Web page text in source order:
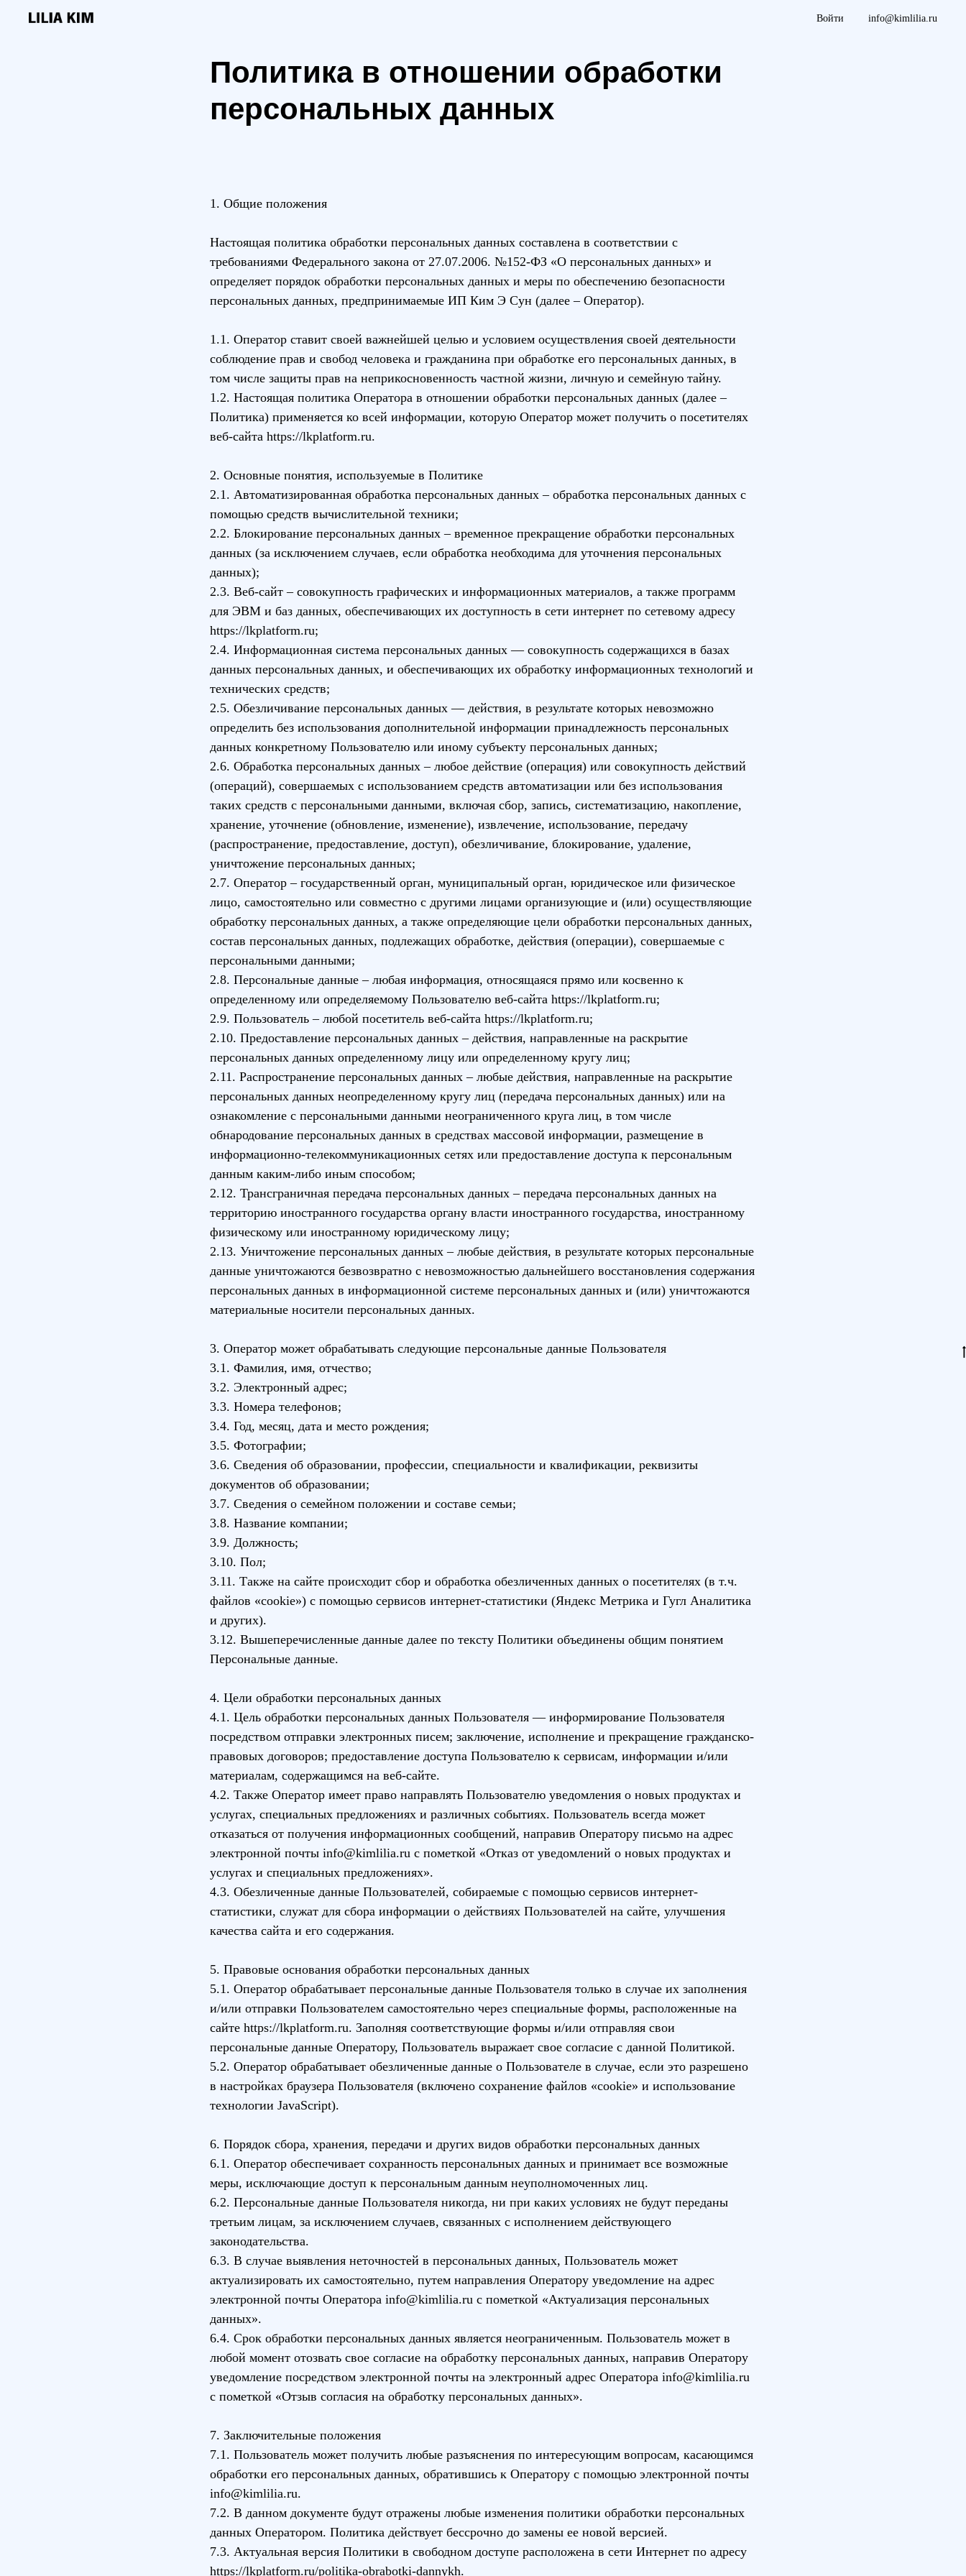
Войти info@kimlilia.ru
Политика в отношении обработки
персональных данных
1. Общие положения
Настоящая политика обработки персональных данных составлена в соответствии с
требованиями Федерального закона от 27.07.2006. №152-ФЗ «О персональных данных» и
определяет порядок обработки персональных данных и меры по обеспечению безопасности
персональных данных, предпринимаемые ИП Ким Э Сун (далее – Оператор).
1.1. Оператор ставит своей важнейшей целью и условием осуществления своей деятельности
соблюдение прав и свобод человека и гражданина при обработке его персональных данных, в
том числе защиты прав на неприкосновенность частной жизни, личную и семейную тайну.
1.2. Настоящая политика Оператора в отношении обработки персональных данных (далее –
Политика) применяется ко всей информации, которую Оператор может получить о посетителях
веб-сайта https://lkplatform.ru.
2. Основные понятия, используемые в Политике
2.1. Автоматизированная обработка персональных данных – обработка персональных данных с
помощью средств вычислительной техники;
2.2. Блокирование персональных данных – временное прекращение обработки персональных
данных (за исключением случаев, если обработка необходима для уточнения персональных
данных);
2.3. Веб-сайт – совокупность графических и информационных материалов, а также программ
для ЭВМ и баз данных, обеспечивающих их доступность в сети интернет по сетевому адресу
https://lkplatform.ru;
2.4. Информационная система персональных данных — совокупность содержащихся в базах
данных персональных данных, и обеспечивающих их обработку информационных технологий и
технических средств;
2.5. Обезличивание персональных данных — действия, в результате которых невозможно
определить без использования дополнительной информации принадлежность персональных
данных конкретному Пользователю или иному субъекту персональных данных;
2.6. Обработка персональных данных – любое действие (операция) или совокупность действий
(операций), совершаемых с использованием средств автоматизации или без использования
таких средств с персональными данными, включая сбор, запись, систематизацию, накопление,
хранение, уточнение (обновление, изменение), извлечение, использование, передачу
(распространение, предоставление, доступ), обезличивание, блокирование, удаление,
уничтожение персональных данных;
2.7. Оператор – государственный орган, муниципальный орган, юридическое или физическое
лицо, самостоятельно или совместно с другими лицами организующие и (или) осуществляющие
обработку персональных данных, а также определяющие цели обработки персональных данных,
состав персональных данных, подлежащих обработке, действия (операции), совершаемые с
персональными данными;
2.8. Персональные данные – любая информация, относящаяся прямо или косвенно к
определенному или определяемому Пользователю веб-сайта https://lkplatform.ru;
2.9. Пользователь – любой посетитель веб-сайта https://lkplatform.ru;
2.10. Предоставление персональных данных – действия, направленные на раскрытие
персональных данных определенному лицу или определенному кругу лиц;
2.11. Распространение персональных данных – любые действия, направленные на раскрытие
персональных данных неопределенному кругу лиц (передача персональных данных) или на
ознакомление с персональными данными неограниченного круга лиц, в том числе
обнародование персональных данных в средствах массовой информации, размещение в
информационно-телекоммуникационных сетях или предоставление доступа к персональным
данным каким-либо иным способом;
2.12. Трансграничная передача персональных данных – передача персональных данных на
территорию иностранного государства органу власти иностранного государства, иностранному
физическому или иностранному юридическому лицу;
2.13. Уничтожение персональных данных – любые действия, в результате которых персональные
данные уничтожаются безвозвратно с невозможностью дальнейшего восстановления содержания
персональных данных в информационной системе персональных данных и (или) уничтожаются
материальные носители персональных данных.
3. Оператор может обрабатывать следующие персональные данные Пользователя
3.1. Фамилия, имя, отчество;
3.2. Электронный адрес;
3.3. Номера телефонов;
3.4. Год, месяц, дата и место рождения;
3.5. Фотографии;
3.6. Сведения об образовании, профессии, специальности и квалификации, реквизиты
документов об образовании;
3.7. Сведения о семейном положении и составе семьи;
3.8. Название компании;
3.9. Должность;
3.10. Пол;
3.11. Также на сайте происходит сбор и обработка обезличенных данных о посетителях (в т.ч.
файлов «cookie») с помощью сервисов интернет-статистики (Яндекс Метрика и Гугл Аналитика
и других).
3.12. Вышеперечисленные данные далее по тексту Политики объединены общим понятием
Персональные данные.
4. Цели обработки персональных данных
4.1. Цель обработки персональных данных Пользователя — информирование Пользователя
посредством отправки электронных писем; заключение, исполнение и прекращение гражданско-
правовых договоров; предоставление доступа Пользователю к сервисам, информации и/или
материалам, содержащимся на веб-сайте.
4.2. Также Оператор имеет право направлять Пользователю уведомления о новых продуктах и
услугах, специальных предложениях и различных событиях. Пользователь всегда может
отказаться от получения информационных сообщений, направив Оператору письмо на адрес
электронной почты info@kimlilia.ru с пометкой «Отказ от уведомлений о новых продуктах и
услугах и специальных предложениях».
4.3. Обезличенные данные Пользователей, собираемые с помощью сервисов интернет-
статистики, служат для сбора информации о действиях Пользователей на сайте, улучшения
качества сайта и его содержания.
5. Правовые основания обработки персональных данных
5.1. Оператор обрабатывает персональные данные Пользователя только в случае их заполнения
и/или отправки Пользователем самостоятельно через специальные формы, расположенные на
сайте https://lkplatform.ru. Заполняя соответствующие формы и/или отправляя свои
персональные данные Оператору, Пользователь выражает свое согласие с данной Политикой.
5.2. Оператор обрабатывает обезличенные данные о Пользователе в случае, если это разрешено
в настройках браузера Пользователя (включено сохранение файлов «cookie» и использование
технологии JavaScript).
6. Порядок сбора, хранения, передачи и других видов обработки персональных данных
6.1. Оператор обеспечивает сохранность персональных данных и принимает все возможные
меры, исключающие доступ к персональным данным неуполномоченных лиц.
6.2. Персональные данные Пользователя никогда, ни при каких условиях не будут переданы
третьим лицам, за исключением случаев, связанных с исполнением действующего
законодательства.
6.3. В случае выявления неточностей в персональных данных, Пользователь может
актуализировать их самостоятельно, путем направления Оператору уведомление на адрес
электронной почты Оператора info@kimlilia.ru с пометкой «Актуализация персональных
данных».
6.4. Срок обработки персональных данных является неограниченным. Пользователь может в
любой момент отозвать свое согласие на обработку персональных данных, направив Оператору
уведомление посредством электронной почты на электронный адрес Оператора info@kimlilia.ru
с пометкой «Отзыв согласия на обработку персональных данных».
7. Заключительные положения
7.1. Пользователь может получить любые разъяснения по интересующим вопросам, касающимся
обработки его персональных данных, обратившись к Оператору с помощью электронной почты
info@kimlilia.ru.
7.2. В данном документе будут отражены любые изменения политики обработки персональных
данных Оператором. Политика действует бессрочно до замены ее новой версией.
7.3. Актуальная версия Политики в свободном доступе расположена в сети Интернет по адресу
https://lkplatform.ru/politika-obrabotki-dannykh.